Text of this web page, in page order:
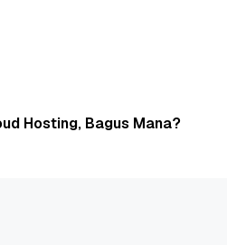
Hosting, Bagus Mana?